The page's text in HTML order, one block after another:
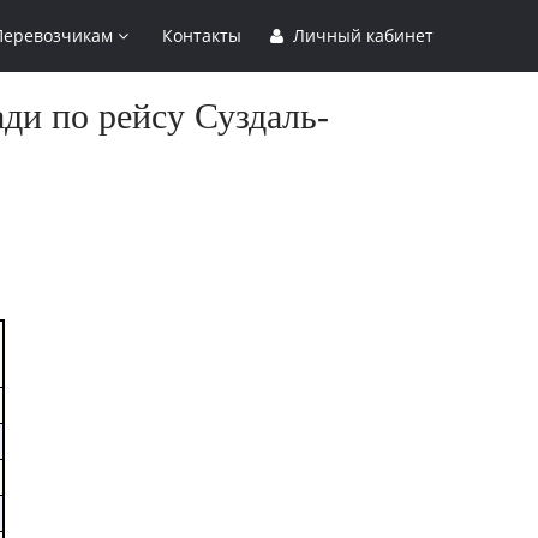
Контакты Личный кабинет
по рейсу Суздаль-